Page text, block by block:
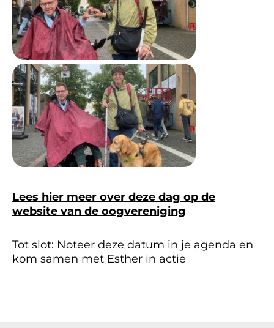
Lees hier meer over deze dag op de
website van de oogvereniging
Tot slot: Noteer deze datum in je agenda en
kom samen met Esther in actie